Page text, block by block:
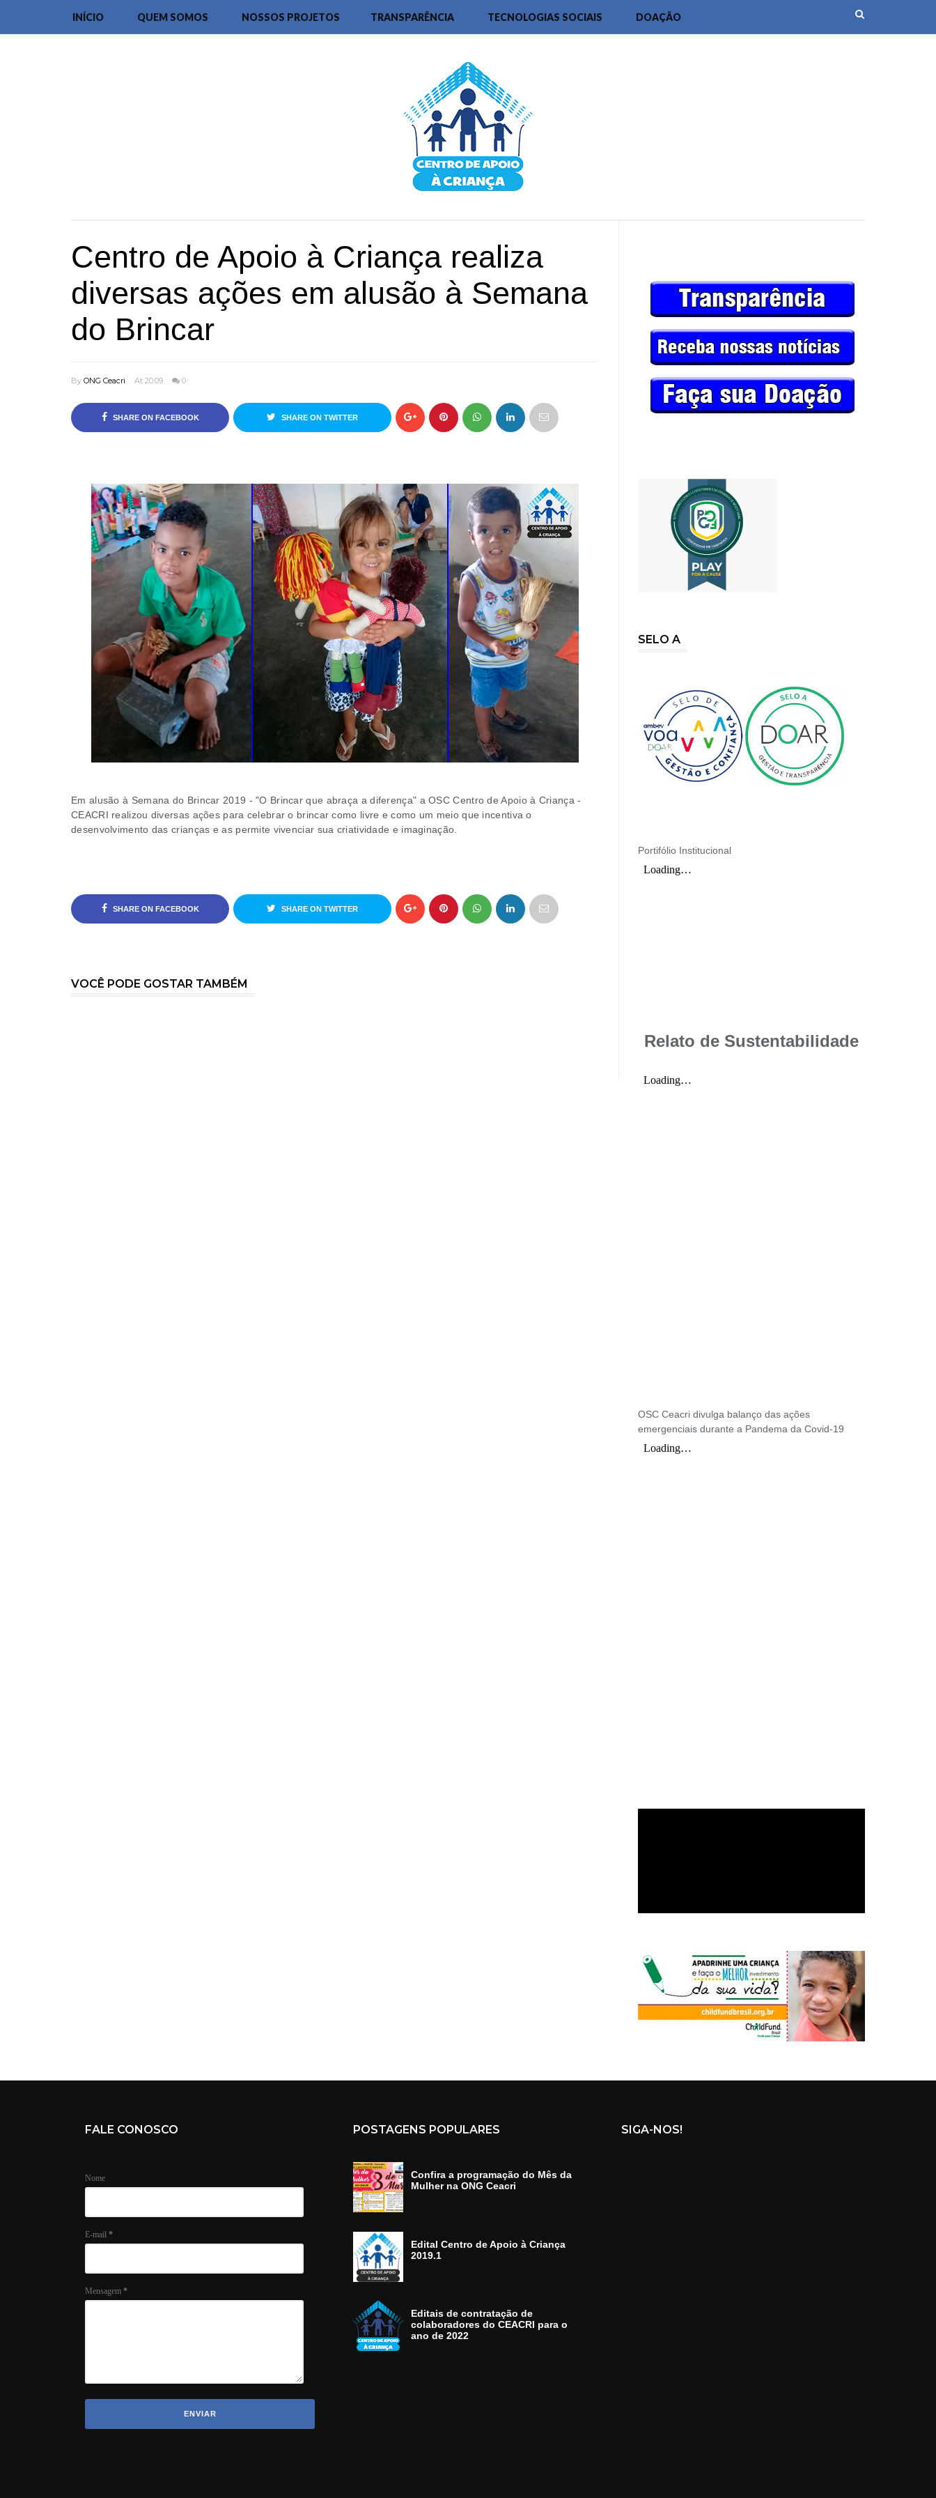
INÍCIO QUEM SOMOS NOSSOS PROJETOS TRANSPARÊNCIA TECNOLOGIAS SOCIAIS DOAÇÃO
Centro de Apoio à Criança realiza
diversas ações em alusão à Semana
do Brincar
By ONG Ceacri At 20:09 0
SHARE ON FACEBOOK SHARE ON TWITTER
Em alusão à Semana do Brincar 2019 - "O Brincar que abraça a diferença" a OSC Centro de Apoio à Criança -
CEACRI realizou diversas ações para celebrar o brincar como livre e como um meio que incentiva o
desenvolvimento das crianças e as permite vivenciar sua criatividade e imaginação.
SHARE ON FACEBOOK SHARE ON TWITTER
VOCÊ PODE GOSTAR TAMBÉM
SELO A
Portifólio Institucional
Relato de Sustentabilidade
OSC Ceacri divulga balanço das ações
emergenciais durante a Pandema da Covid-19
FALE CONOSCO
Nome
E-mail *
Mensagem *
POSTAGENS POPULARES
Confira a programação do Mês da
Mulher na ONG Ceacri
Edital Centro de Apoio à Criança
2019.1
Editais de contratação de
colaboradores do CEACRI para o
ano de 2022
SIGA-NOS!